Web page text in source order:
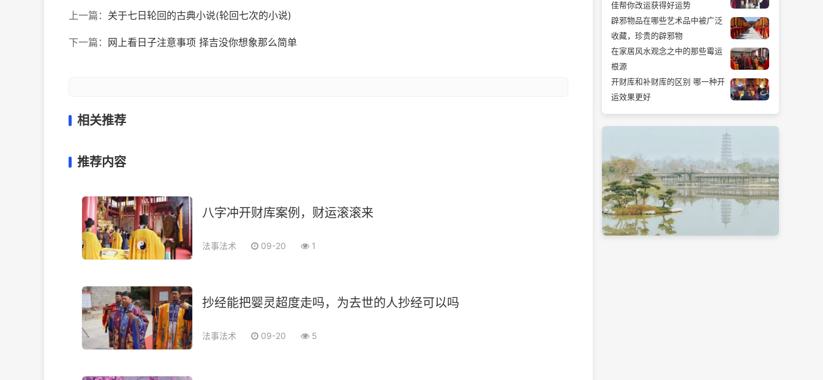
上一篇： 关于七日轮回的古典小说(轮回七次的小说)
下一篇： 网上看日子注意事项 择吉没你想象那么简单
相关推荐
推荐内容
八字冲开财库案例，财运滚滚来
法事法术 09-20 1
抄经能把婴灵超度走吗，为去世的人抄经可以吗
法事法术 09-20 5
佳帮你改运获得好运势
辟邪物品在哪些艺术品中被广泛
收藏，珍贵的辟邪物
在家居风水观念之中的那些霉运
根源
开财库和补财库的区别 哪一种开
运效果更好